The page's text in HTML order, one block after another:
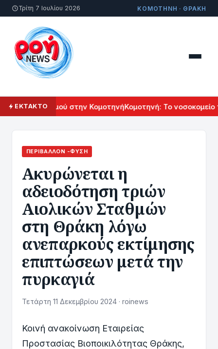
Τρίτη 7 Ιουλίου 2026 ΚΟΜΟΤΗΝΗ · ΘΡΑΚΗ
ΕΚΤΑΚΤΟ
Πολιτισμού στην ΚομοτηνήΚομοτηνή: Το νοσοκομείο
ΠΕΡΙΒΆΛΛΟΝ -ΦΎΣΗ
Ακυρώνεται η
αδειοδότηση τριών
Αιολικών Σταθμών
στη Θράκη λόγω
ανεπαρκούς εκτίμησης
επιπτώσεων μετά την
πυρκαγιά
Τετάρτη 11 Δεκεμβρίου 2024 · roinews
Κοινή ανακοίνωση Εταιρείας
Προστασίας Βιοποικιλότητας Θράκης,